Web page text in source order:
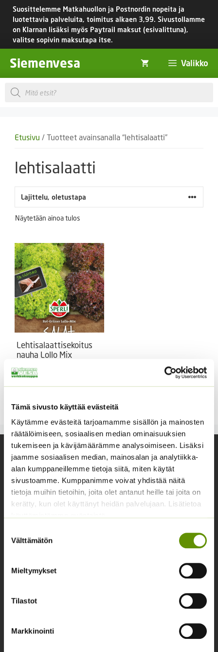
Tämä sivusto käyttää evästeitä
Käytämme evästeitä tarjoamamme sisällön ja mainosten
räätälöimiseen, sosiaalisen median ominaisuuksien
tukemiseen ja kävijämäärämme analysoimiseen. Lisäksi
jaamme sosiaalisen median, mainosalan ja analytiikka-
alan kumppaneillemme tietoja siitä, miten käytät
sivustoamme. Kumppanimme voivat yhdistää näitä
tietoja muihin tietoihin, joita olet antanut heille tai joita on
kerätty, kun olet käyttänyt heidän palvelujaan. Lisätietoa
valinta
Välttämätön
Mieltymykset
Tilastot
Markkinointi
Siirry
sisältöön
Suosittelemme Matkahuollon ja Postnordin nopeita ja
luotettavia palveluita, toimitus alkaen 3,99. Sivustollamme
on Klarnan lisäksi myös Paytrail maksut (esivalittuna),
valitse sopivin maksutapa itse.
Siemenvesa Valikko
Products
search
Etusivu / Tuotteet avainsanalla “lehtisalaatti”
lehtisalaatti
Näytetään ainoa tulos
Lehtisalaattisekoitus
nauha Lollo Mix
Salaattinauha sekoitus
punaista ja vihreää Lollo
5,90€ Sisältää arvonlisäveron
Yhteystiedot
Asiakaspalvelu avoinna arkisin klo 10-17
02 631 9700
info@siemenvesa.fi
Kankaanpää.
17.
Osastottomat tuotteet